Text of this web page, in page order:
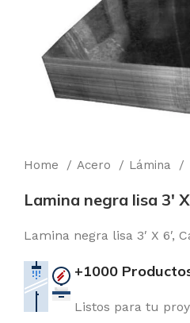
Home Acero Lámina
Lamina negra lisa 3′
Lamina negra lisa 3′ X 6′,
+1000
Listos para tu